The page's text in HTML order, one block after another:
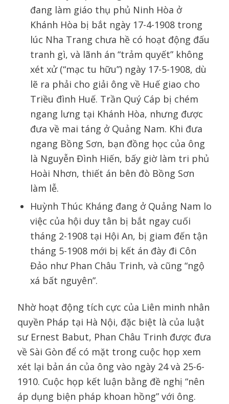
đang làm giáo thụ phủ Ninh Hòa ở
Khánh Hòa bị bắt ngày 17-4-1908 trong
lúc Nha Trang chưa hề có hoạt động đấu
tranh gì, và lãnh án “trảm quyết” không
xét xử (“mạc tu hữu”) ngày 17-5-1908, dù
lẽ ra phải cho giải ông về Huế giao cho
Triều đình Huế. Trần Quý Cáp bị chém
ngang lưng tại Khánh Hòa, nhưng được
đưa về mai táng ở Quảng Nam. Khi đưa
ngang Bồng Sơn, bạn đồng học của ông
là Nguyễn Đình Hiến, bấy giờ làm tri phủ
Hoài Nhơn, thiết án bên đò Bồng Sơn
làm lễ.
Huỳnh Thúc Kháng đang ở Quảng Nam lo
việc của hội duy tân bị bắt ngay cuối
tháng 2-1908 tại Hội An, bị giam đến tận
tháng 5-1908 mới bị kết án đày đi Côn
Đảo như Phan Châu Trinh, và cũng “ngộ
xá bất nguyên”.
Nhờ hoạt động tích cực của Liên minh nhân
quyền Pháp tại Hà Nội, đặc biệt là của luật
sư Ernest Babut, Phan Châu Trinh được đưa
về Sài Gòn để có mặt trong cuộc họp xem
xét lại bản án của ông vào ngày 24 và 25-6-
1910. Cuộc họp kết luận bằng đề nghị “nên
áp dụng biện pháp khoan hồng” với ông.